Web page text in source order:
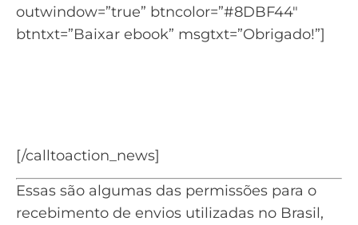
outwindow=”true” btncolor=”#8DBF44″
btntxt=”Baixar ebook” msgtxt=”Obrigado!”]
[/calltoaction_news]
Essas são algumas das permissões para o
recebimento de envios utilizadas no Brasil,